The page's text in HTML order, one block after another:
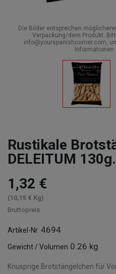
Die Bilder entsprechen
Verpackung/dem Produkt.
info@yourspanishcorner.com,
Rustikale
DELEITUM 130g.
1,32 €
(10,15 € Kg)
Bruttopreis
Artikel-Nr. 4694
Gewicht / Volumen 0.26 kg
Knusprige Brotstängelchen für